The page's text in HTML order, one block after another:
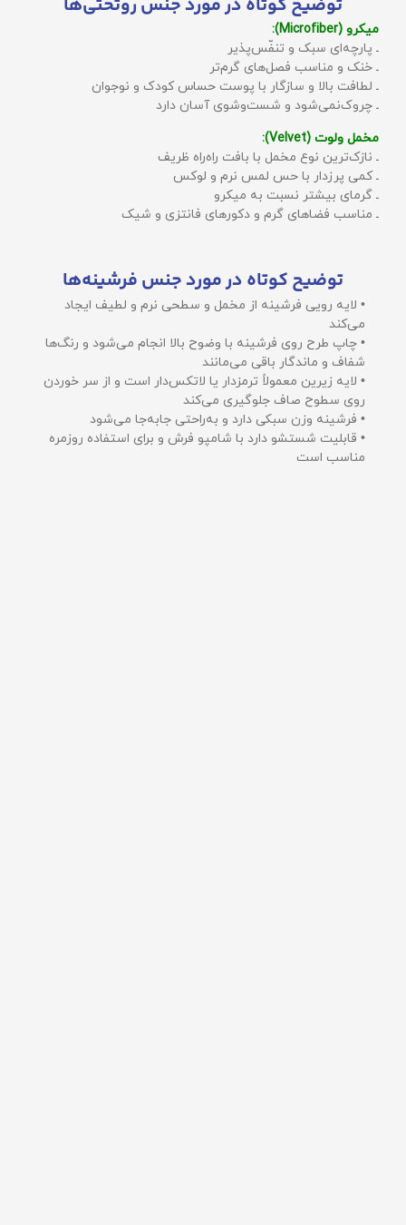
توضیح کوتاه در مورد جنس روتختی‌ها
میکرو (Microfiber):
ـ پارچه‌ای سبک و تنفّس‌پذیر
ـ خنک و مناسب فصل‌های گرم‌تر
ـ لطافت بالا و سازگار با پوست حساس کودک و نوجوان
ـ چروک‌نمی‌شود و شست‌وشوی آسان دارد
مخمل ولوت (Velvet):
ـ نازک‌ترین نوع مخمل با بافت راه‌راه ظریف
ـ کمی پرزدار با حس لمس نرم و لوکس
ـ گرمای بیشتر نسبت به میکرو
ـ مناسب فضاهای گرم و دکورهای فانتزی و شیک
توضیح کوتاه در مورد جنس فرشینه‌ها
• لایه رویی فرشینه از مخمل و سطحی نرم و لطیف ایجاد
می‌کند
• چاپ طرح روی فرشینه با وضوح بالا انجام می‌شود و رنگ‌ها
شفاف و ماندگار باقی می‌مانند
• لایه زیرین معمولاً ترمزدار یا لاتکس‌دار است و از سر خوردن
روی سطوح صاف جلوگیری می‌کند
• فرشینه وزن سبکی دارد و به‌راحتی جابه‌جا می‌شود
• قابلیت شستشو دارد با شامپو فرش و برای استفاده روزمره
مناسب است